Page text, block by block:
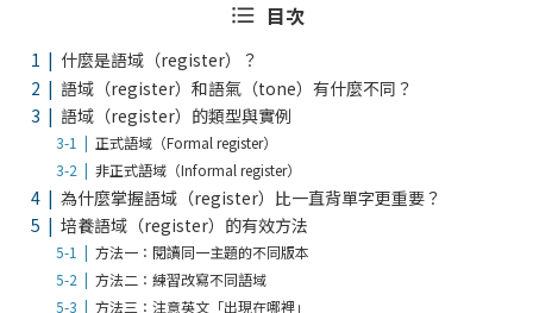
目次
什麼是語域（register）？
語域（register）和語氣（tone）有什麼不同？
語域（register）的類型與實例
正式語域（Formal register）
非正式語域（Informal register）
為什麼掌握語域（register）比一直背單字更重要？
培養語域（register）的有效方法
方法一：閱讀同一主題的不同版本
方法二：練習改寫不同語域
方法三：注意英文「出現在哪裡」